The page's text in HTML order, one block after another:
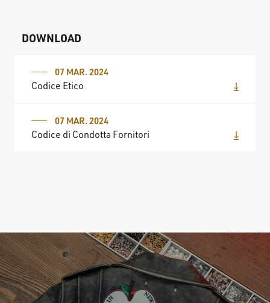
DOWNLOAD
07 MAR. 2024
Codice Etico
07 MAR. 2024
Codice di Condotta Fornitori